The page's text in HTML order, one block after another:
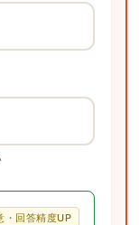
・回答精度UP